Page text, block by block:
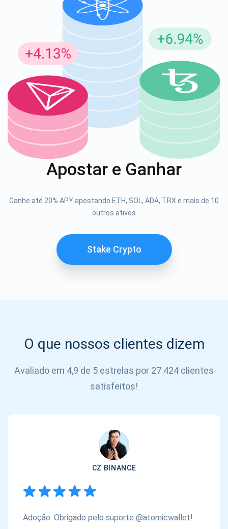
Apostar e Ganhar
Ganhe até 20% APY apostando ETH, SOL, ADA, TRX e mais de 10
outros ativos
Stake Crypto
O que nossos clientes dizem
Avaliado em 4,9 de 5 estrelas por 27.424 clientes
satisfeitos!
CZ BINANCE
Adoção. Obrigado pelo suporte @atomicwallet!
1000.000
SE
INSCREVER
support@atomicwallet.io
Confira nosso YouTube
Inscreva-se para atualizações
Seja o primeiro a receber as últimas atualizações do
projeto e guias de criptografia
Se inscrever